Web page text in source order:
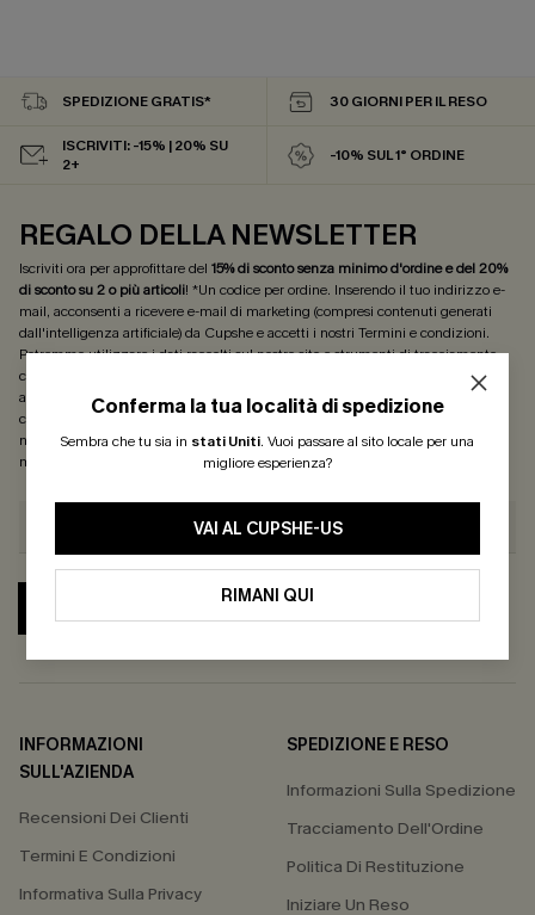
Conferma la tua località di spedizione
Sembra che tu sia in stati Uniti. Vuoi passare al sito locale per una
migliore esperienza?
VAI AL CUPSHE-US
RIMANI QUI
SPEDIZIONE GRATIS* 30 GIORNI PER IL RESO
ISCRIVITI: -15% | 20% SU
2+
-10% SUL 1° ORDINE
REGALO DELLA NEWSLETTER
Iscriviti ora per approfittare del 15% di sconto senza minimo d'ordine e del 20%
di sconto su 2 o più articoli! *Un codice per ordine. Inserendo il tuo indirizzo e-
mail, acconsenti a ricevere e-mail di marketing (compresi contenuti generati
dall'intelligenza artificiale) da Cupshe e accetti i nostri Termini e condizioni.
Potremmo utilizzare i dati raccolti sul nostro sito e strumenti di tracciamento
come i pixel presenti nelle nostre e-mail per verificare se le e-mail vengono
aperte, valutare il livello di coinvolgimento, personalizzare contenuti e offerte e
consigliarti prodotti che potrebbero interessarti, il tutto come descritto nella
nostra Informativa sulla privacy. Puoi annullare l'iscrizione in qualsiasi
momento.
INFORMAZIONI
SULL'AZIENDA
Recensioni Dei Clienti
Termini E Condizioni
Informativa Sulla Privacy
SPEDIZIONE E RESO
Informazioni Sulla Spedizione
Tracciamento Dell'Ordine
Politica Di Restituzione
Iniziare Un Reso